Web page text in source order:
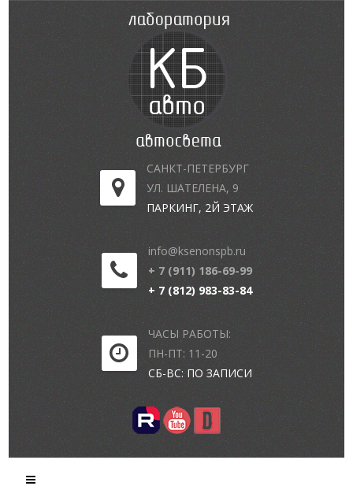
САНКТ-ПЕТЕРБУРГ
УЛ. ШАТЕЛЕНА, 9
ПАРКИНГ, 2Й ЭТАЖ
info@ksenonspb.ru
+ 7 (911) 186-69-99
+ 7 (812) 983-83-84
ЧАСЫ РАБОТЫ:
ПН-ПТ: 11-20
СБ-ВС: ПО ЗАПИСИ